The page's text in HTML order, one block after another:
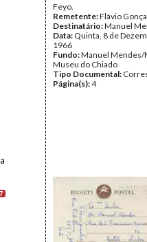
7
Feyo.
Remetente:Flávio
Destinatário:Manuel
Data: Quinta, 8 de
1966
Fundo:Manuel Mendes/
Museu do Chiado
Tipo Documental:
Página(s):4